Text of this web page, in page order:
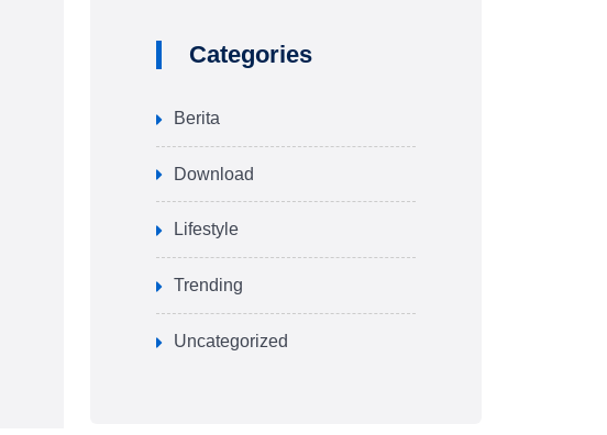
Categories
Berita
Download
Lifestyle
Trending
Uncategorized